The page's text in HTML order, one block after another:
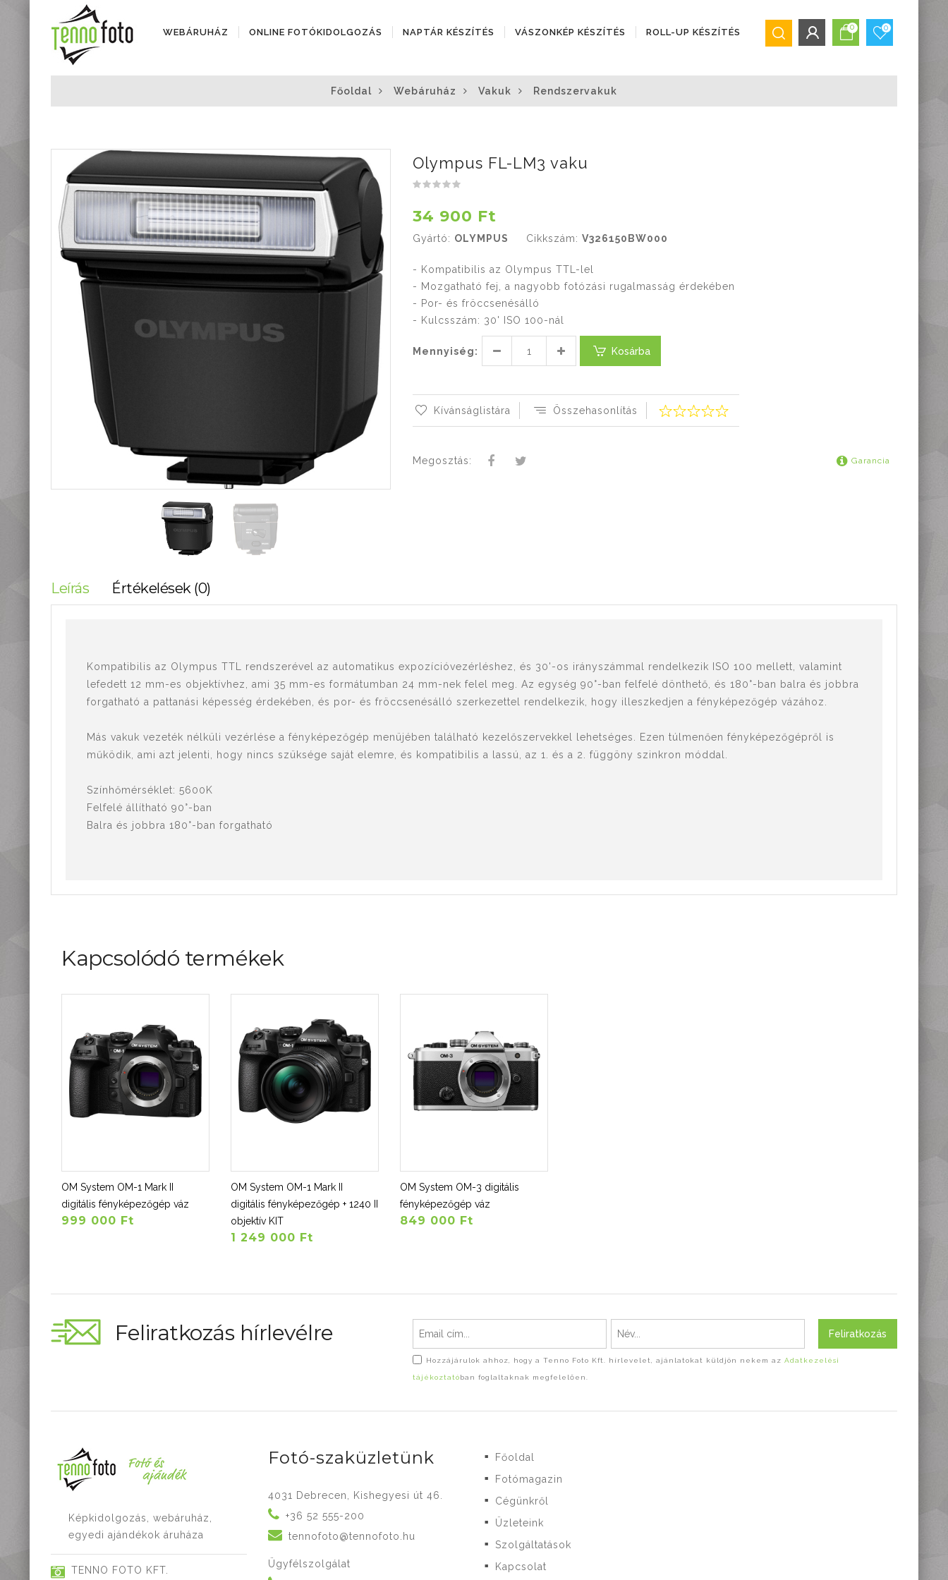
WEBÁRUHÁZ
Objektívek
Videótechnika
Áramforrások
Adattárolók
Tisztító eszközök
Állványok
Diktafonok, Diktafon
tartozékok
Markolatok
Vakuk
kellékek
Használt termékeink
Mikroszkópok és
nagyítók
Lámpa, Fejlámpa
Időjárás állomás,
hőmérő, óra
Kiegészítők,
tartozékok
ONLINE FOTÓKIDOLGOZÁS NAPTÁR KÉSZÍTÉS VÁSZONKÉP KÉSZÍTÉS ROLL-UP KÉSZÍTÉS
Bejelentkezés
0 0
Főoldal Webáruház Vakuk Rendszervakuk
Olympus FL-LM3 vaku
34 900 Ft
Gyártó: OLYMPUS Cikkszám: V326150BW000
- Kompatibilis az Olympus TTL-lel
- Mozgatható fej, a nagyobb fotózási rugalmasság érdekében
- Por- és fröccsenésálló
- Kulcsszám: 30' ISO 100-nál
Mennyiség: Kosárba
Kívánságlistára Összehasonlítás
Megosztás: Garancia
Leírás Értékelések (0)
Kompatibilis az Olympus TTL rendszerével az automatikus expozícióvezérléshez, és 30'-os irányszámmal rendelkezik ISO 100 mellett, valamint
lefedett 12 mm-es objektívhez, ami 35 mm-es formátumban 24 mm-nek felel meg. Az egység 90°-ban felfelé dönthető, és 180°-ban balra és jobbra
forgatható a pattanási képesség érdekében, és por- és fröccsenésálló szerkezettel rendelkezik, hogy illeszkedjen a fényképezőgép vázához.
Más vakuk vezeték nélküli vezérlése a fényképezőgép menüjében található kezelőszervekkel lehetséges. Ezen túlmenően fényképezőgépről is
működik, ami azt jelenti, hogy nincs szüksége saját elemre, és kompatibilis a lassú, az 1. és a 2. függöny szinkron móddal.
Színhőmérséklet: 5600K
Felfelé állítható 90°-ban
Balra és jobbra 180°-ban forgatható
Kapcsolódó termékek
OM System OM-1 Mark II
digitális fényképezőgép váz
999 000 Ft
OM System OM-1 Mark II
digitális fényképezőgép + 1240 II
objektív KIT
1 249 000 Ft
OM System OM-3 digitális
fényképezőgép váz
849 000 Ft
Feliratkozás hírlevélre Feliratkozás
Hozzájárulok ahhoz, hogy a Tenno Foto Kft. hírlevelet, ajánlatokat küldjön nekem azAdatkezelési
tájékoztatóban foglaltaknak megfelelően.
Képkidolgozás, webáruház,
egyedi ajándékok áruháza
TENNO FOTO KFT.
Fotó-szaküzletünk
4031 Debrecen, Kishegyesi út 46.
+36 52 555-200
tennofoto@tennofoto.hu
Ügyfélszolgálat
■ Főoldal
■ Fotómagazin
■ Cégünkről
■ Üzleteink
■ Szolgáltatások
■ Kapcsolat